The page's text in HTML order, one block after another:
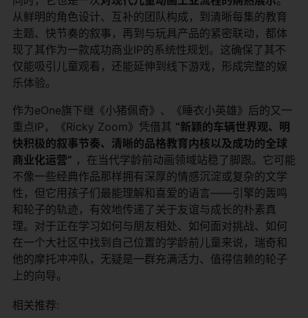
从鲜明的角色设计、互补的团队构成，到清晰每集的教育
主题、快节奏的叙事，再到与玩具产品的紧密联动，都体
现了其作为一款成功商业IP的系统性规划。这确保了其不
仅能吸引儿童观看，还能延伸到线下游戏，形成完整的娱
乐体验。
作为eOne旗下继《小猪佩奇》、《睡衣小英雄》后的又一
重点IP，《Ricky Zoom》凭借其 “新颖的车辆世界观、明
快积极的叙事节奏、清晰的品格教育内核以及成功的全球
商业化运营” ​ ，在当代学龄前动画领域站稳了脚跟。它可能
不像一些经典作品那样拥有深厚的情感沉淀或复杂的文学
性，但它用孩子们最能理解和喜爱的语言——引擎的轰鸣
和轮子的轨迹，有效地传递了关于友谊与成长的朴素真
理。对于正在学习如何与朋友相处、如何面对挑战、如何
在一个大社区中找到自己位置的学龄前儿童来说，瑞奇和
他的摩托冲冲队，无疑是一群充满活力、值得信赖的轮子
上的向导。
相关推荐: